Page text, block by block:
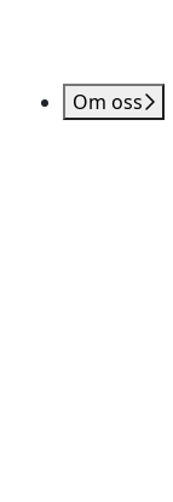
Om oss